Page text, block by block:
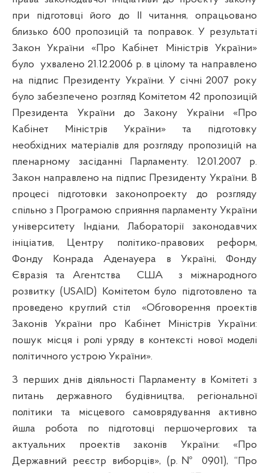
при підготовці його до
читання, опрацьовано
близько 600 пропозицій та поправок. У результаті
Закон України «Про Кабінет Міністрів України»
було ухвалено 21.12.2006 р. в цілому та направлено
на підпис Президенту України. У січні 2007 року
було забезпечено розгляд Комітетом 42 пропозицій
Президента України до Закону України «Про
Кабінет Міністрів України» та підготовку
необхідних матеріалів для розгляду пропозицій на
пленарному засіданні Парламенту. 12.01.2007 р.
Закон направлено на підпис Президенту України. В
процесі підготовки законопроекту до розгляду
спільно з Програмою сприяння парламенту України
університету Індіани, Лабораторії законодавчих
ініціатив, Центру політико-правових реформ,
Фонду Конрада Аденауера в Україні, Фонду
Євразія та Агентства
США
з міжнародного
розвитку (USAID) Комітетом було підготовлено та
проведено круглий стіл
«Обговорення проектів
Законів України про Кабінет Міністрів України:
пошук місця і ролі уряду в контексті нової моделі
політичного устрою України».
З перших днів діяльності Парламенту в Комітеті з
питань державного будівництва, регіональної
політики та місцевого самоврядування активно
йшла робота по підготовці першочергових та
актуальних проектів законів України: «Про
Державний реєстр виборців», (р.№ 0901), “Про